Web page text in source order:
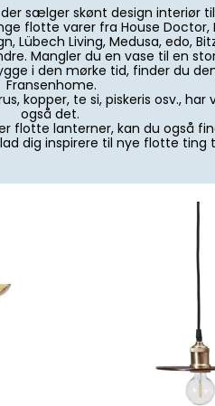
sælger skønt design interiør til
flotte varer fra House Doctor,
Lübech Living, Medusa, edo,
Mangler du en vase til en
i den mørke tid, finder du
Fransenhome.
kopper, te si, piskeris osv., har
også det.
flotte lanterner, kan du også
dig inspirere til nye flotte ting